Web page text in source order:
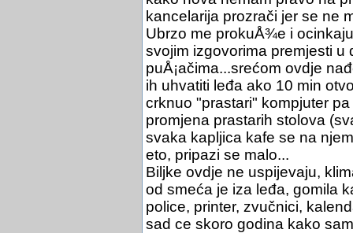
kancelarija prozrači jer se ne
Ubrzo me prokuÅ¾e i
svojim izgovorima premjesti u
puÅ¡ačima...srećom ovdje
ih uhvatiti leđa ako 10 min
crknuo "prastari" kompjuter
promjena prastarih stolova
svaka kapljica kafe se na
eto, pripazi se malo...
Biljke ovdje ne uspijevaju,
od smeća je iza leđa, gomila
police, printer, zvučnici,
sad ce skoro godina kako